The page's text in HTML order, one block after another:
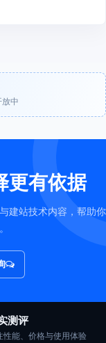
中
更有依据
建站技术内容，帮助你
测评
性能、价格与使用体验